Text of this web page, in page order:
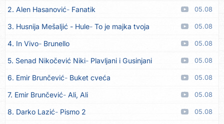
2. Alen Hasanović Fanatik 05.08
3. Husnija Mešaljić - Hule To je majka tvoja 05.08
4. In Vivo Brunello 05.08
5. Senad Nikočević Niki Plavljani i Gusinjani 05.08
6. Emir Brunčević Buket cveća 05.08
7. Emir Brunčević Ali, Ali 05.08
8. Darko Lazić Pismo 2 05.08